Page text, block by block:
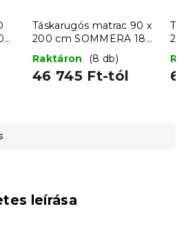
Táskarugós matrac 90 x
200 cm SOMMERA 18
cm
Raktáron (8 db)
46 745 Ft-tól
leírása